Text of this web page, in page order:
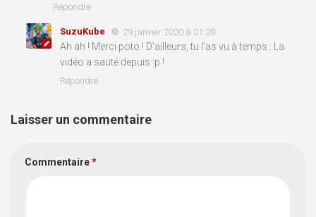
Répondre
SuzuKube 29 janvier 2020 à 01:28
Ah ah ! Merci poto ! D’ailleurs, tu l’as vu à temps : La
vidéo a sauté depuis :p !
Répondre
Laisser un commentaire
Commentaire*